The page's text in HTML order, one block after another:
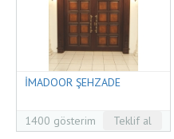
İMADOOR ŞEHZADE
1400 gösterim Teklif al